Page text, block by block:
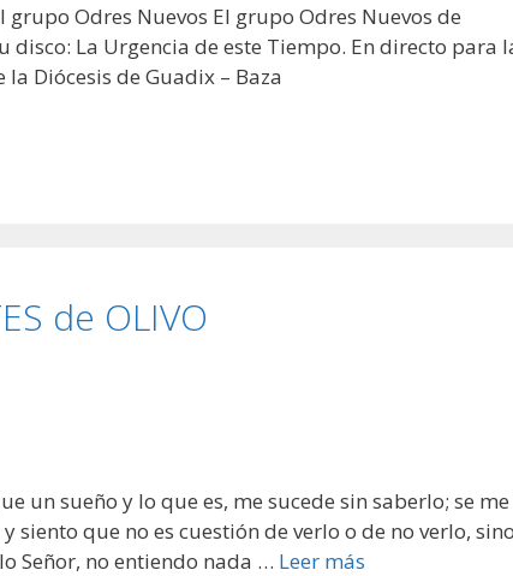
Odres Nuevos El grupo Odres Nuevos de
disco: La Urgencia de este Tiempo. En directo para
Diócesis de Guadix – Baza
de OLIVO
un sueño y lo que es, me sucede sin saberlo; se me
que no es cuestión de verlo o de no verlo,
Señor, no entiendo nada … Leer más